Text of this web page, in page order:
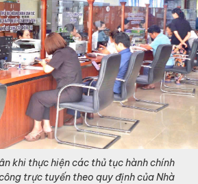
khi thực hiện các thủ tục hành chính
trực tuyến theo quy định của Nhà